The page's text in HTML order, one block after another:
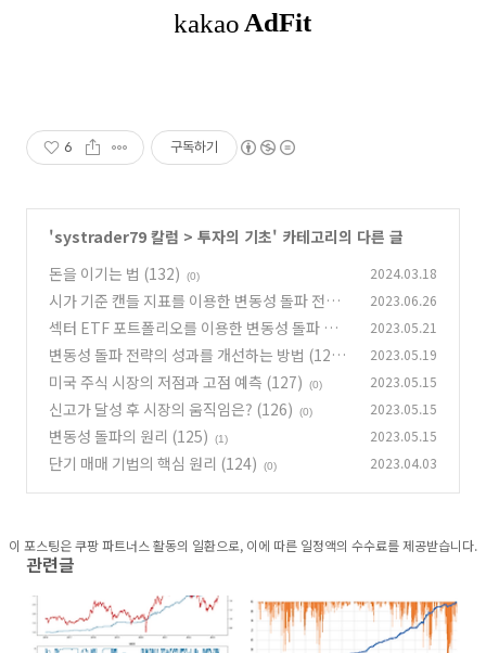
6 구독하기
'systrader79 칼럼 > 투자의 기초' 카테고리의 다른 글
돈을 이기는 법 (132)
(0) 2024.03.18
시가 기준 캔들 지표를 이용한 변동성 돌파 전략
(131) (2)
2023.06.26
섹터 ETF 포트폴리오를 이용한 변동성 돌파 전
략 (130) (0)
2023.05.21
변동성 돌파 전략의 성과를 개선하는 방법 (129)
(2)
2023.05.19
미국 주식 시장의 저점과 고점 예측 (127) (0) 2023.05.15
신고가 달성 후 시장의 움직임은? (126) (0) 2023.05.15
변동성 돌파의 원리 (125) (1) 2023.05.15
단기 매매 기법의 핵심 원리 (124) (0) 2023.04.03
이 포스팅은 쿠팡 파트너스 활동의 일환으로, 이에 따른 일정액의 수수료를 제공받습니다.
관련글